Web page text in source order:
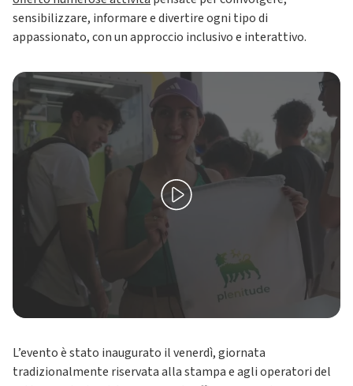
sensibilizzare, informare e divertire ogni tipo di
appassionato, con un approccio inclusivo e interattivo.
L’evento è stato inaugurato il venerdì, giornata
tradizionalmente riservata alla stampa e agli operatori del